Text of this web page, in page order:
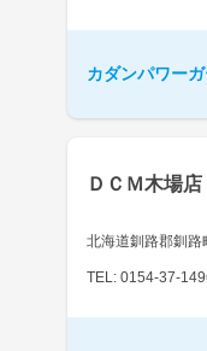
カダンパワー
ＤＣＭ木場店
北海道釧路郡釧路
TEL: 0154-37-